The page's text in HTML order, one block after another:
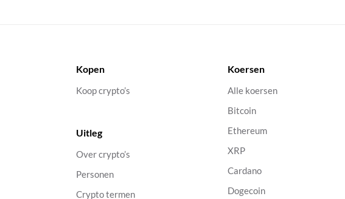
Kopen
Koop crypto’s
Uitleg
Over crypto’s
Personen
Crypto termen
Koersen
Alle koersen
Bitcoin
Ethereum
XRP
Cardano
Dogecoin